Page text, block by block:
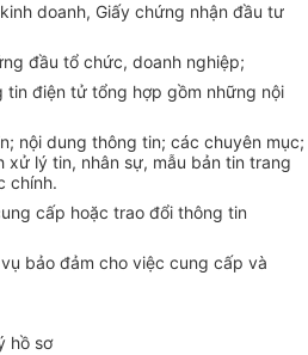
doanh, Giấy chứng nhận đầu tư
đầu tổ chức, doanh nghiệp;
điện tử tổng hợp gồm những nội
nội dung thông tin; các chuyên mục;
xử lý tin, nhân sự, mẫu bản tin trang
chính.
cấp hoặc trao đổi thông tin
bảo đảm cho việc cung cấp và
hồ sơ